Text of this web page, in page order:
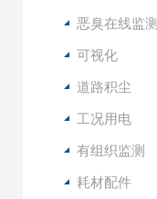
恶臭在线监测
可视化
道路积尘
工况用电
有组织监测
耗材配件